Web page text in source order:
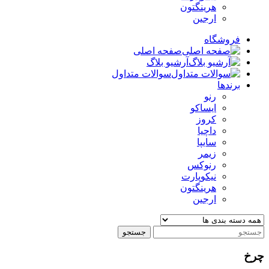
هرینگتون
ارجین
فروشگاه
صفحه اصلی
آرشیو بلاگ
سوالات متداول
برندها
رنو
ایساکو
کروز
داچیا
سایپا
زیمر
رنوکس
نیکوپارت
هرینگتون
ارجین
جستجو
چرخ